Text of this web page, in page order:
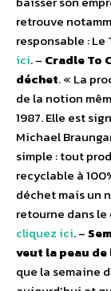
retrouve
responsable : Le
ici. – Cradle To
déchet. « La
de la notion
1987. Elle est
Michael
simple : tout
recyclable à
déchet mais un
retourne dans
cliquez ici. –
veut la peau
que la semaine